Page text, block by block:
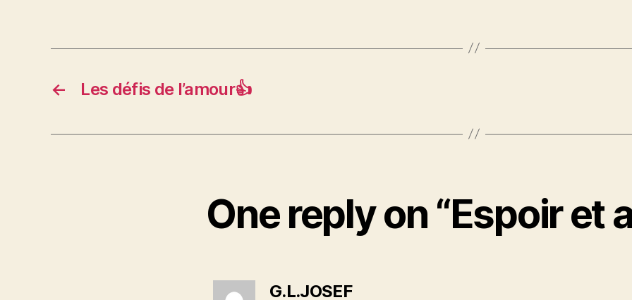
← Les défis de l’amour👍
One reply on “Espoir et
G.L.JOSEFsays: